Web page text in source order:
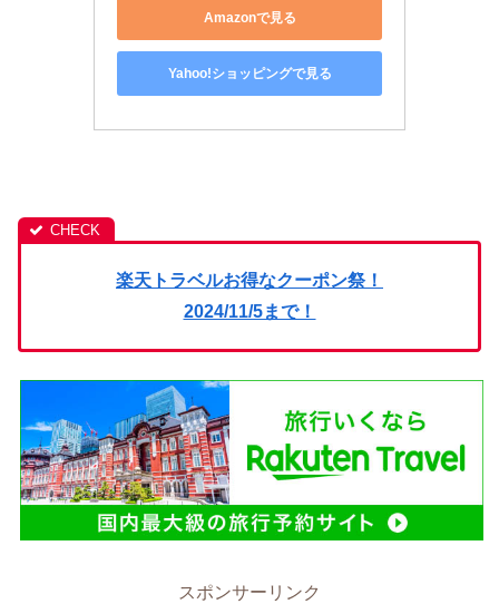
Amazonで見る
Yahoo!ショッピングで見る
楽天トラベルお得なクーポン祭！
2024/11/5まで！
スポンサーリンク